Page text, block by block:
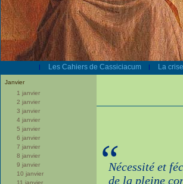
| Les Cahiers de Cassiciacum | La
Janvier
1 janvier
2 janvier
3 janvier
4 janvier
5 janvier
6 janvier
7 janvier
8 janvier
9 janvier
10 janvier
11 janvier
“
Nécessité et
de la pleine